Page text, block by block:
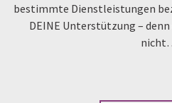
bestimmte Dienstleistungen
DEINE Unterstützung –